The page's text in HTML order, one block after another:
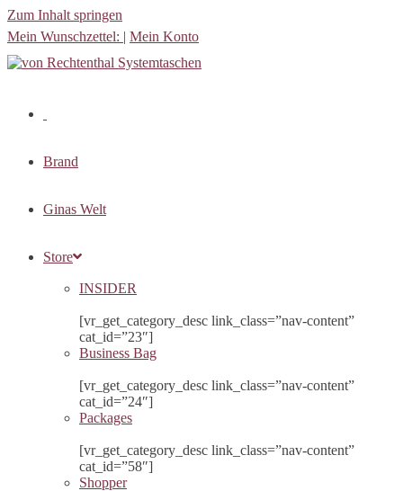
Zum Inhalt springen
Mein Wunschzettel: | Mein Konto
Brand
Ginas Welt
Store
INSIDER
[vr_get_category_desc link_class=”nav-content”
cat_id=”23″]
Business Bag
[vr_get_category_desc link_class=”nav-content”
cat_id=”24″]
Packages
[vr_get_category_desc link_class=”nav-content”
cat_id=”58″]
Shopper